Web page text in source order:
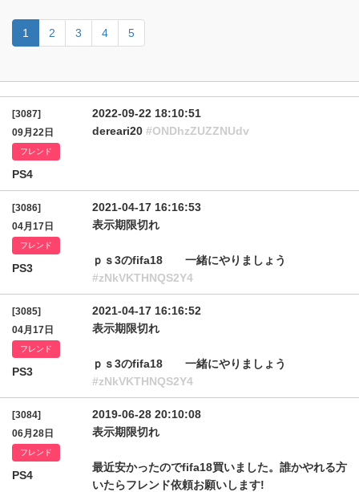
1 2 3 4 5
[3087]
09月22日
フレンド
PS4
2022-09-22 18:10:51
dereari20 #ONDhzZUZZNUdv
[3086]
04月17日
フレンド
PS3
2021-04-17 16:16:53
表示期限切れ
ｐｓ3のfifa18 一緒にやりましょう
#zNkVKTHNQS2Y4
[3085]
04月17日
フレンド
PS3
2021-04-17 16:16:52
表示期限切れ
ｐｓ3のfifa18 一緒にやりましょう
#zNkVKTHNQS2Y4
[3084]
06月28日
フレンド
PS4
2019-06-28 20:10:08
表示期限切れ
最近安かったのでfifa18買いました。誰かやれる方
いたらフレンド依頼お願いします!